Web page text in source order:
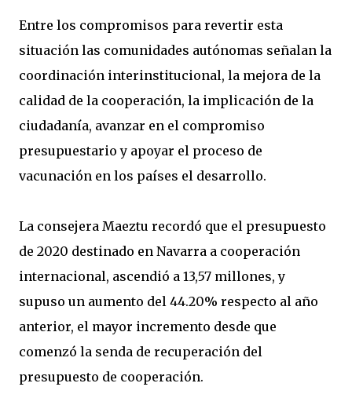
Entre los compromisos para revertir esta
situación las comunidades autónomas señalan la
coordinación interinstitucional, la mejora de la
calidad de la cooperación, la implicación de la
ciudadanía, avanzar en el compromiso
presupuestario y apoyar el proceso de
vacunación en los países el desarrollo.
La consejera Maeztu recordó que el presupuesto
de 2020 destinado en Navarra a cooperación
internacional, ascendió a 13,57 millones, y
supuso un aumento del 44.20% respecto al año
anterior, el mayor incremento desde que
comenzó la senda de recuperación del
presupuesto de cooperación.